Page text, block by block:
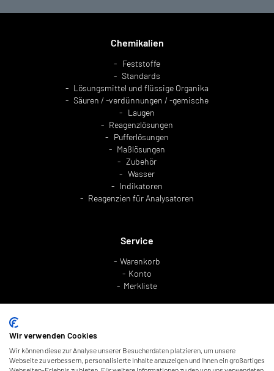
Chemikalien
Feststoffe
Standards
Lösungsmittel und flüssige Organika
Säuren / -verdünnungen / -gemische
Laugen
Reagenzlösungen
Pufferlösungen
Maßlösungen
Zubehör
Wasser
Indikatoren
Reagenzien für Analysatoren
Service
Warenkorb
Konto
Merkliste
Impressum
AGB
Wir verwenden Cookies
Wir können diese zur Analyse unserer Besucherdaten platzieren, um unsere
Webseite zu verbessern, personalisierte Inhalte anzuzeigen und Ihnen ein großartiges